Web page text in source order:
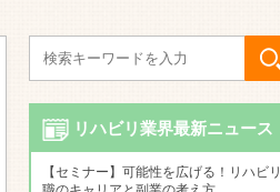
リハビリ業界最新ニュース
【セミナー】可能性を広げる！リハビリ